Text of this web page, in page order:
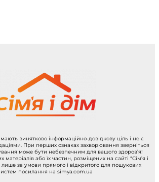
мають винятково інформаційно-довідкову ціль і не є
При перших ознаках захворювання зверніться
може бути небезпечним для вашого здоров’я!
або їх частин, розміщених на сайті “Сім’я і
лише за умови прямого і відкритого для пошукових
посилання на simya.com.ua